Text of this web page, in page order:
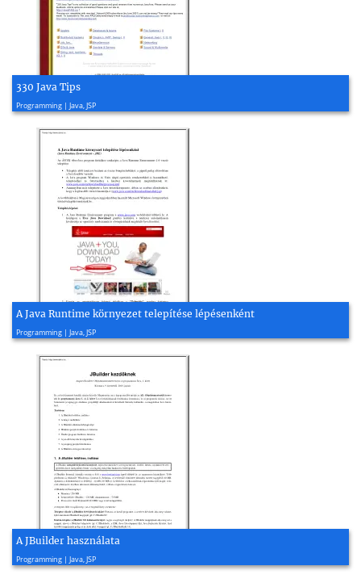
330 Java Tips
Programming | Java, JSP
A Java Runtime környezet telepítése lépésenként
Programming | Java, JSP
A JBuilder használata
Programming | Java, JSP